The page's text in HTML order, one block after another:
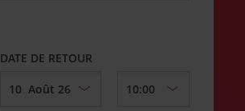
DATE DE RETOUR